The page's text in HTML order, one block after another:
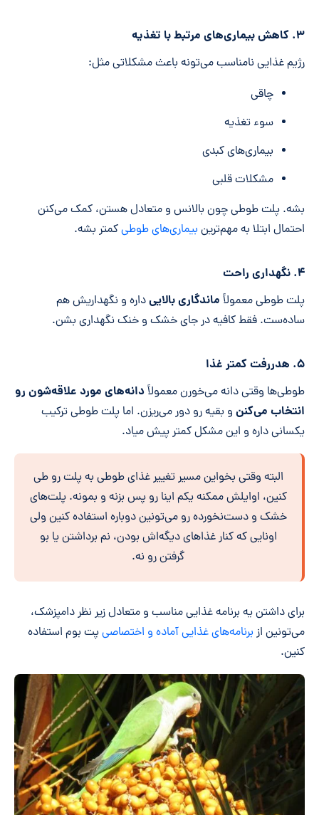
۳. کاهش بیماری‌های مرتبط با تغذیه
رژیم غذایی نامناسب می‌تونه باعث مشکلاتی مثل:
چاقی
سوء تغذیه
بیماری‌های کبدی
مشکلات قلبی
بشه. پلت‌ طوطی چون بالانس و متعادل هستن، کمک می‌کنن
احتمال ابتلا به مهم‌ترین بیماری‌های طوطیکمتر بشه.
۴. نگهداری راحت
پلت‌ طوطی معمولاً ماندگاری بالاییداره و نگهداریش هم
ساده‌ست. فقط کافیه در جای خشک و خنک نگهداری بشن.
۵. هدررفت کمتر غذا
طوطی‌ها وقتی دانه می‌خورن معمولاً دانه‌های مورد علاقه‌شون رو
انتخاب می‌کنن و بقیه رو دور می‌ریزن. اما پلت‌ طوطی ترکیب
یکسانی داره و این مشکل کمتر پیش میاد.
البته وقتی بخواین مسیر تغییر غذای طوطی به پلت رو طی
کنین، اوایلش ممکنه یکم اینا رو پس بزنه و بمونه. پلت‌های
خشک و دست‌نخورده رو می‌تونین دوباره استفاده کنین ولی
اونایی که کنار غذاهای دیگه‌اش بودن، نم برداشتن یا بو
گرفتن رو نه.
برای داشتن یه برنامه غذایی مناسب و متعادل زیر نظر دامپزشک،
می‌تونین از برنامه‌های غذایی آماده و اختصاصیپت بوم استفاده
کنین.